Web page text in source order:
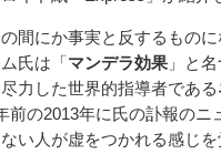
間にか事実と反するものに
氏は「マンデラ効果 」と
力した世界的指導者である
前の2013年に氏の訃報のニ
い人が虚をつかれる感じを